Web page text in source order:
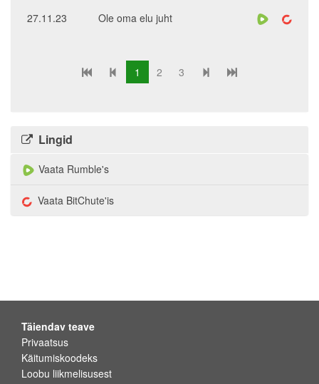
27.11.23
Ole oma elu juht
1 2 3
Lingid
Vaata Rumble's
Vaata BitChute'is
Täiendav teave
Privaatsus
Käitumiskoodeks
Loobu liikmelisusest